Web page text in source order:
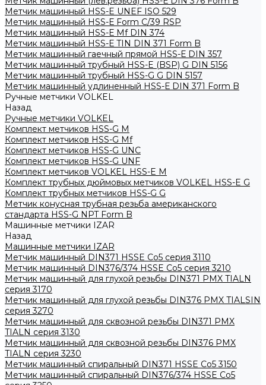
Метчик машинный HSS-E UNEF ISO 529
Метчик машинный HSS-Е Form C/39 RSP
Метчик машинный HSS-Е Mf DIN 374
Метчик машинный HSS-Е TIN DIN 371 Form B
Метчик машинный гаечный прямой HSS-Е DIN 357
Метчик машинный трубный HSS-E (BSP) G DIN 5156
Метчик машинный трубный HSS-G G DIN 5157
Метчик машинный удлиненный HSS-Е DIN 371 Form B
Ручные метчики VOLKEL
Назад
Ручные метчики VOLKEL
Комплект метчиков HSS-G M
Комплект метчиков HSS-G Mf
Комплект метчиков HSS-G UNC
Комплект метчиков HSS-G UNF
Комплект метчиков VOLKEL HSS-E M
Комплект трубных дюймовых метчиков VOLKEL HSS-E G
Комплект трубных метчиков HSS-G G
Метчик конусная трубная резьба американского
стандарта HSS-G NPT Form B
Машинные метчики IZAR
Назад
Машинные метчики IZAR
Метчик машинный DIN371 HSSE Co5 серия 3110
Метчик машинный DIN376/374 HSSE Co5 серия 3210
Метчик машинный для глухой резьбы DIN371 PMX TIALN
серия 3170
Метчик машинный для глухой резьбы DIN376 PMX TIALSIN
серия 3270
Метчик машинный для сквозной резьбы DIN371 PMX
TIALN серия 3130
Метчик машинный для сквозной резьбы DIN376 PMX
TIALN серия 3230
Метчик машинный спиральный DIN371 HSSE Co5 3150
Метчик машинный спиральный DIN376/374 HSSE Co5